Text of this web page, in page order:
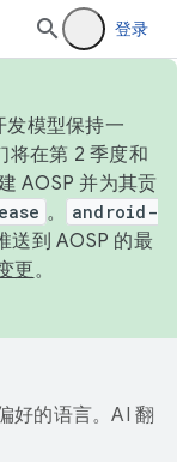
登录
发模型保持一
将在第 2 季度和
AOSP 并为其贡
。
android-
送到 AOSP 的最
更。
好的语言。AI 翻